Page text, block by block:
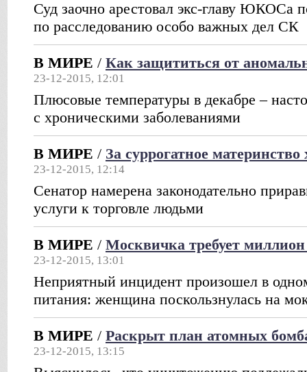
Суд заочно арестовал экс-главу ЮКОСа
по расследованию особо важных дел СК
В МИРЕ / Как защититься от
23-12-2015, 12:01
Плюсовые температуры в декабре –
с хроническими заболеваниями
В МИРЕ / За суррогатное материнство
23-12-2015, 12:14
Сенатор намерена законодательно
услуги к торговле людьми
В МИРЕ / Москвичка требует
23-12-2015, 13:01
Неприятный инцидент произошел в
питания: женщина поскользнулась на
В МИРЕ / Раскрыт план атомных
23-12-2015, 13:15